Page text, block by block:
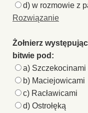
d) w rozmowie z
Rozwiązanie
Żołnierz
bitwie pod:
a) Szczekocinami
b) Maciejowicami
c) Racławicami
d) Ostrołęką